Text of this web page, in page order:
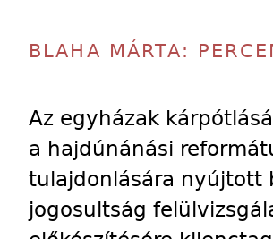
BLAHA MÁRTA:
Az egyházak
a hajdúnánási
tulajdonlására nyújtott
jogosultság